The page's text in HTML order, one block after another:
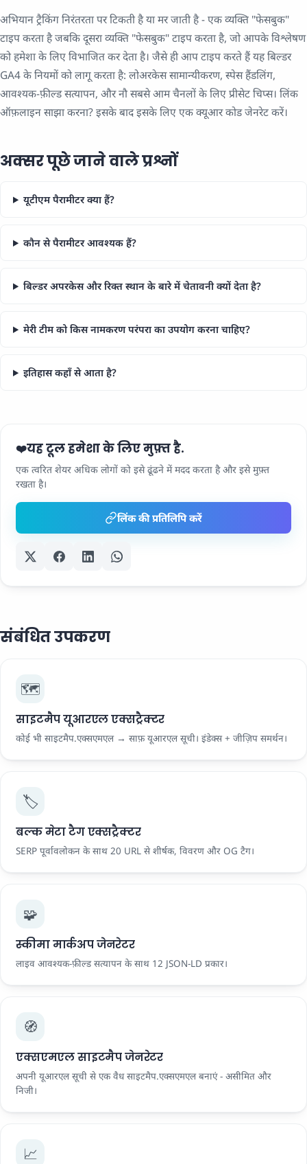
अभियान ट्रैकिंग निरंतरता पर टिकती है या मर जाती है - एक व्यक्ति "फेसबुक"
टाइप करता है जबकि दूसरा व्यक्ति "फेसबुक" टाइप करता है, जो आपके विश्लेषण
को हमेशा के लिए विभाजित कर देता है। जैसे ही आप टाइप करते हैं यह बिल्डर
GA4 के नियमों को लागू करता है: लोअरकेस सामान्यीकरण, स्पेस हैंडलिंग,
आवश्यक-फ़ील्ड सत्यापन, और नौ सबसे आम चैनलों के लिए प्रीसेट चिप्स। लिंक
ऑफ़लाइन साझा करना? इसके बाद इसके लिए एक क्यूआर कोड जेनरेट करें।
अक्सर पूछे जाने वाले प्रश्नों
यूटीएम पैरामीटर क्या हैं?
कौन से पैरामीटर आवश्यक हैं?
बिल्डर अपरकेस और रिक्त स्थान के बारे में चेतावनी क्यों देता है?
मेरी टीम को किस नामकरण परंपरा का उपयोग करना चाहिए?
इतिहास कहाँ से आता है?
❤️यह टूल हमेशा के लिए मुफ़्त है.
एक त्वरित शेयर अधिक लोगों को इसे ढूंढने में मदद करता है और इसे मुफ़्त
रखता है।
लिंक की प्रतिलिपि करें
संबंधित उपकरण
🗺️
साइटमैप यूआरएल एक्सट्रैक्टर
कोई भी साइटमैप.एक्सएमएल → साफ़ यूआरएल सूची। इंडेक्स + जीज़िप समर्थन।
🏷️
बल्क मेटा टैग एक्सट्रैक्टर
SERP पूर्वावलोकन के साथ 20 URL से शीर्षक, विवरण और OG टैग।
🧩
स्कीमा मार्कअप जेनरेटर
लाइव आवश्यक-फ़ील्ड सत्यापन के साथ 12 JSON-LD प्रकार।
🧭
एक्सएमएल साइटमैप जेनरेटर
अपनी यूआरएल सूची से एक वैध साइटमैप.एक्सएमएल बनाएं - असीमित और
निजी।
📈